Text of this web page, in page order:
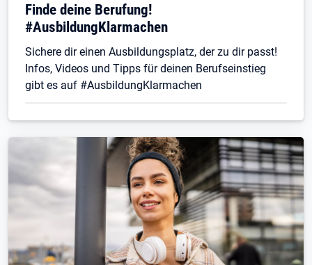
Finde deine Berufung!
#AusbildungKlarmachen
Sichere dir einen Ausbildungsplatz, der zu dir passt!
Infos, Videos und Tipps für deinen Berufseinstieg
gibt es auf #AusbildungKlarmachen